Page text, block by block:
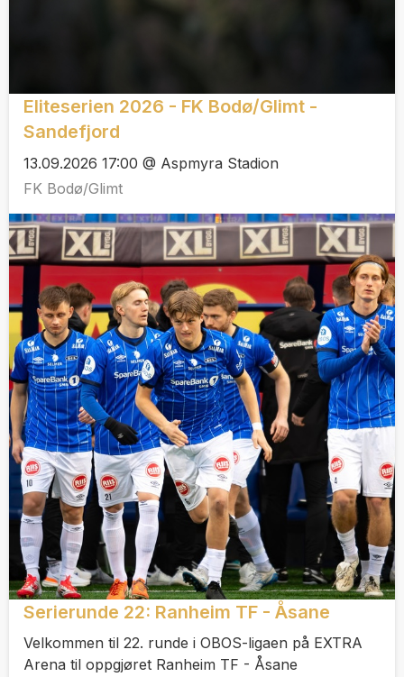
Eliteserien 2026 - FK Bodø/Glimt -
Sandefjord
13.09.2026 17:00 @ Aspmyra Stadion
FK Bodø/Glimt
Serierunde 22: Ranheim TF - Åsane
Velkommen til 22. runde i OBOS-ligaen på EXTRA
Arena til oppgjøret Ranheim TF - Åsane